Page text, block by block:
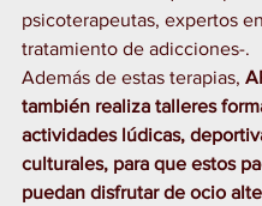
psicoterapeutas, expertos
tratamiento de adicciones-.
Además de estas terapias,
también realiza talleres
actividades lúdicas,
culturales, para que estos
puedan disfrutar de ocio